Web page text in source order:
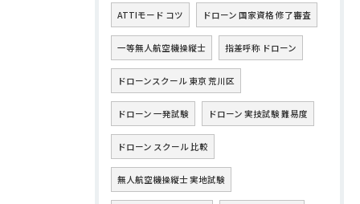
ATTIモード コツ ドローン 国家資格 修了審査
一等無人航空機操縦士 指差呼称 ドローン
ドローンスクール 東京 荒川区
ドローン 一発試験 ドローン 実技試験 難易度
ドローン スクール 比較
無人航空機操縦士 実地試験